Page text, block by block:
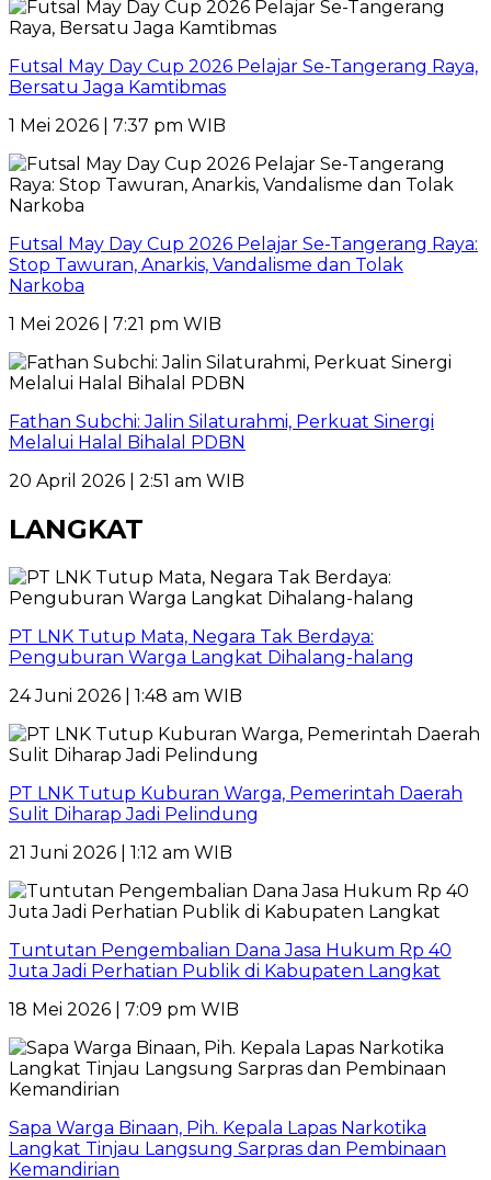
Futsal May Day Cup 2026 Pelajar Se-Tangerang Raya,
Bersatu Jaga Kamtibmas
1 Mei 2026 | 7:37 pm WIB
Futsal May Day Cup 2026 Pelajar Se-Tangerang Raya:
Stop Tawuran, Anarkis, Vandalisme dan Tolak
Narkoba
1 Mei 2026 | 7:21 pm WIB
Fathan Subchi: Jalin Silaturahmi, Perkuat Sinergi
Melalui Halal Bihalal PDBN
20 April 2026 | 2:51 am WIB
LANGKAT
PT LNK Tutup Mata, Negara Tak Berdaya:
Penguburan Warga Langkat Dihalang-halang
24 Juni 2026 | 1:48 am WIB
PT LNK Tutup Kuburan Warga, Pemerintah Daerah
Sulit Diharap Jadi Pelindung
21 Juni 2026 | 1:12 am WIB
Tuntutan Pengembalian Dana Jasa Hukum Rp 40
Juta Jadi Perhatian Publik di Kabupaten Langkat
18 Mei 2026 | 7:09 pm WIB
Sapa Warga Binaan, Pih. Kepala Lapas Narkotika
Langkat Tinjau Langsung Sarpras dan Pembinaan
Kemandirian